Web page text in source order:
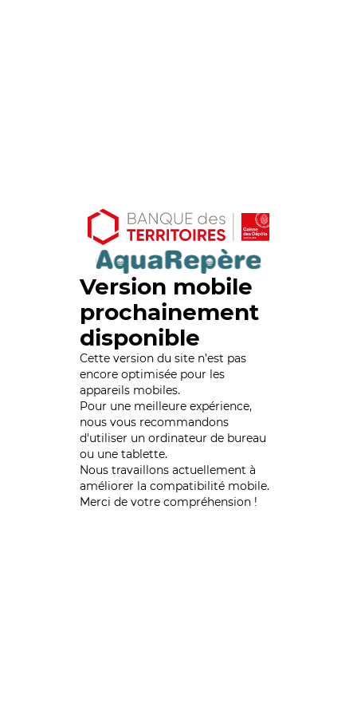
Version mobile
prochainement
disponible
Cette version du site n’est pas
encore optimisée pour les
appareils mobiles.
Pour une meilleure expérience,
nous vous recommandons
d'utiliser un ordinateur de bureau
ou une tablette.
Nous travaillons actuellement à
améliorer la compatibilité mobile.
Merci de votre compréhension !